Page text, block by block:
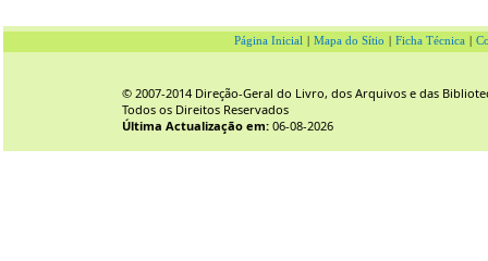
Página Inicial Mapa do Sítio Ficha Técnica
© 2007-2014 Direção-Geral do Livro, dos Arquivos e das
Todos os Direitos Reservados
Última Actualização em: 06-08-2026